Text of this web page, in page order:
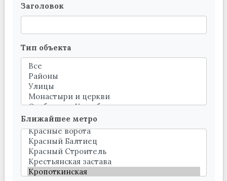
Заголовок
Тип объекта
Ближайшее метро